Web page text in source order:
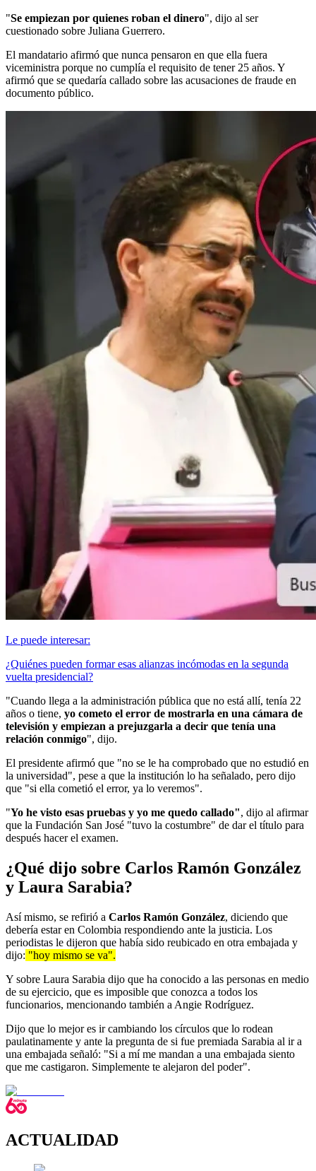
"Se empiezan por quienes roban el dinero", dijo al ser
cuestionado sobre Juliana Guerrero.
El mandatario afirmó que nunca pensaron en que ella fuera
viceministra porque no cumplía el requisito de tener 25 años. Y
afirmó que se quedaría callado sobre las acusaciones de fraude en
documento público.
Le puede interesar:
¿Quiénes pueden formar esas alianzas incómodas en la segunda
vuelta presidencial?
"Cuando llega a la administración pública que no está allí, tenía 22
años o tiene, yo cometo el error de mostrarla en una cámara de
televisión y empiezan a prejuzgarla a decir que tenía una
relación conmigo", dijo.
El presidente afirmó que "no se le ha comprobado que no estudió en
la universidad", pese a que la institución lo ha señalado, pero dijo
que "si ella cometió el error, ya lo veremos".
"Yo he visto esas pruebas y yo me quedo callado", dijo al afirmar
que la Fundación San José "tuvo la costumbre" de dar el título para
después hacer el examen.
¿Qué dijo sobre Carlos Ramón González
y Laura Sarabia?
Así mismo, se refirió a Carlos Ramón González, diciendo que
debería estar en Colombia respondiendo ante la justicia. Los
periodistas le dijeron que había sido reubicado en otra embajada y
dijo: "hoy mismo se va".
Y sobre Laura Sarabia dijo que ha conocido a las personas en medio
de su ejercicio, que es imposible que conozca a todos los
funcionarios, mencionando también a Angie Rodríguez.
Dijo que lo mejor es ir cambiando los círculos que lo rodean
paulatinamente y ante la pregunta de si fue premiada Sarabia al ir a
una embajada señaló: "Si a mí me mandan a una embajada siento
que me castigaron. Simplemente te alejaron del poder".
ACTUALIDAD